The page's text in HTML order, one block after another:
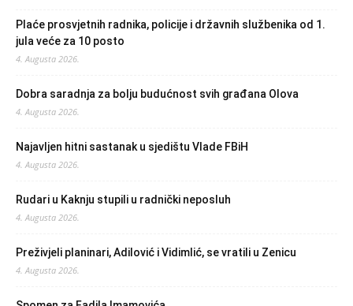
Plaće prosvjetnih radnika, policije i državnih službenika od 1.
jula veće za 10 posto
4. Augusta 2026.
Dobra saradnja za bolju budućnost svih građana Olova
4. Augusta 2026.
Najavljen hitni sastanak u sjedištu Vlade FBiH
4. Augusta 2026.
Rudari u Kaknju stupili u radnički neposluh
4. Augusta 2026.
Preživjeli planinari, Adilović i Vidimlić, se vratili u Zenicu
4. Augusta 2026.